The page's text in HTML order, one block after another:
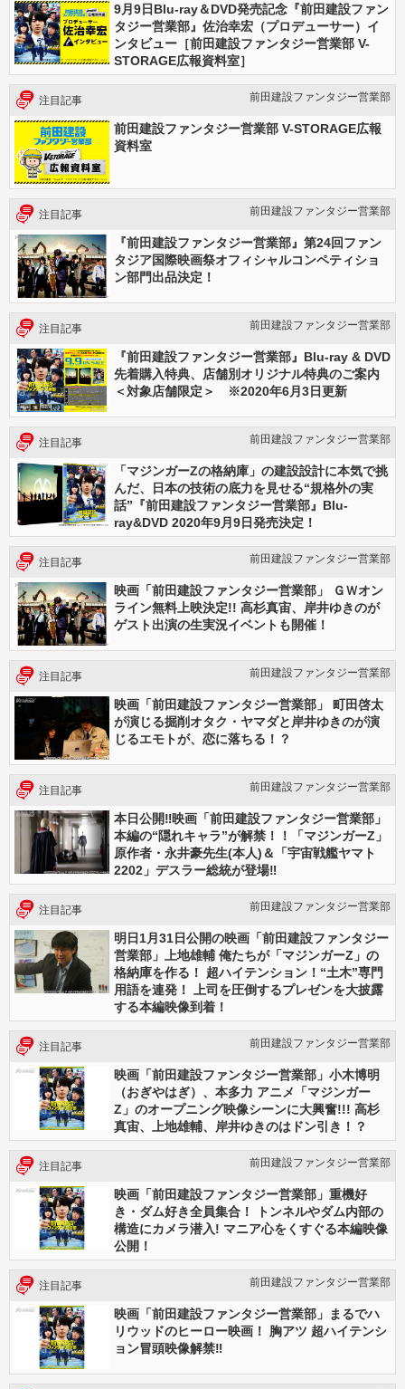
9月9日Blu-ray＆DVD発売記念『前田建設ファン
タジー営業部』佐治幸宏（プロデューサー）イ
ンタビュー［前田建設ファンタジー営業部 V-
STORAGE広報資料室］
注目記事 前田建設ファンタジー営業部
前田建設ファンタジー営業部 V-STORAGE広報
資料室
注目記事 前田建設ファンタジー営業部
『前田建設ファンタジー営業部』第24回ファン
タジア国際映画祭オフィシャルコンペティショ
ン部門出品決定！
注目記事 前田建設ファンタジー営業部
『前田建設ファンタジー営業部』Blu-ray & DVD
先着購入特典、店舗別オリジナル特典のご案内
＜対象店舗限定＞ ※2020年6月3日更新
注目記事 前田建設ファンタジー営業部
「マジンガーZの格納庫」の建設設計に本気で挑
んだ、日本の技術の底力を見せる“規格外の実
話”『前田建設ファンタジー営業部』Blu-
ray&DVD 2020年9月9日発売決定！
注目記事 前田建設ファンタジー営業部
映画「前田建設ファンタジー営業部」 ＧＷオン
ライン無料上映決定!! 高杉真宙、岸井ゆきのが
ゲスト出演の生実況イベントも開催！
注目記事 前田建設ファンタジー営業部
映画「前田建設ファンタジー営業部」 町田啓太
が演じる掘削オタク・ヤマダと岸井ゆきのが演
じるエモトが、恋に落ちる！？
注目記事 前田建設ファンタジー営業部
本日公開‼映画「前田建設ファンタジー営業部」
本編の“隠れキャラ”が解禁！！「マジンガーZ」
原作者・永井豪先生(本人)＆「宇宙戦艦ヤマト
2202」デスラー総統が登場‼
注目記事 前田建設ファンタジー営業部
明日1月31日公開の映画「前田建設ファンタジー
営業部」上地雄輔 俺たちが「マジンガーZ」の
格納庫を作る！ 超ハイテンション！“土木”専門
用語を連発！ 上司を圧倒するプレゼンを大披露
する本編映像到着！
注目記事 前田建設ファンタジー営業部
映画「前田建設ファンタジー営業部」小木博明
（おぎやはぎ）、本多力 アニメ「マジンガー
Z」のオープニング映像シーンに大興奮!!! 高杉
真宙、上地雄輔、岸井ゆきのはドン引き！？
注目記事 前田建設ファンタジー営業部
映画「前田建設ファンタジー営業部」重機好
き・ダム好き全員集合！ トンネルやダム内部の
構造にカメラ潜入! マニア心をくすぐる本編映像
公開！
注目記事 前田建設ファンタジー営業部
映画「前田建設ファンタジー営業部」まるでハ
リウッドのヒーロー映画！ 胸アツ 超ハイテンシ
ョン冒頭映像解禁‼